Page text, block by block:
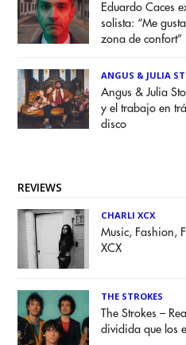
Eduardo Caces
solista: “Me
zona de confort”
ANGUS & JULIA
Angus & Julia
y el trabajo en
disco
REVIEWS
CHARLI XCX
Music, Fashion,
XCX
THE STROKES
The Strokes –
dividida que los